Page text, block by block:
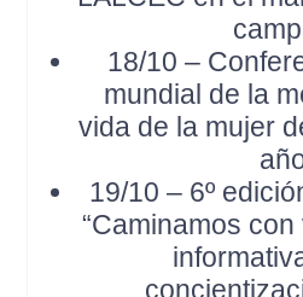
18/10 –
mundial de la
vida de la mujer
19/10 – 6º
“Caminamos